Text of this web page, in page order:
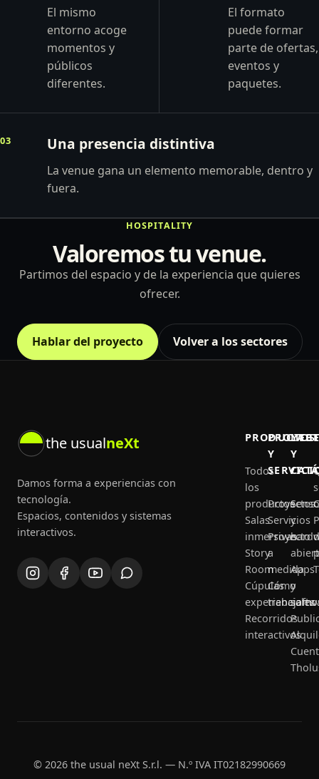
El mismo
entorno acoge
momentos y
públicos
diferentes.
El formato
puede formar
parte de ofertas,
eventos y
paquetes.
03 Una presencia distintiva
La venue gana un elemento memorable, dentro y
fuera.
HOSPITALITY
Valoremos tu venue.
Partimos del espacio y de la experiencia que quieres
ofrecer.
Hablar del proyecto Volver a los sectores
the usualneXt
Damos forma a experiencias con
tecnología.
Espacios, contenidos y sistemas
interactivos.
PRODUCTOS
Todos
los
productos
Salas
inmersivas
Story
Room
Cúpulas
experienciales
Recorridos
interactivos
Y
Proyectos
Servicios
Proyecto
a
medida
Cómo
LAB
Y
y
Apps
y
© 2026 the usual neXt S.r.l. — N.º IVA IT02182990669